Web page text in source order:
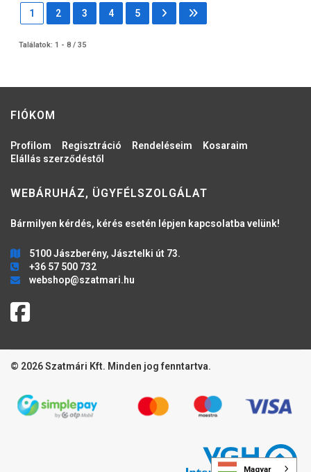
1 2 3 4 5
Találatok: 1 - 8 / 35
FIÓKOM
Profilom Regisztráció Rendeléseim
Kosaraim
Elállás szerződéstől
WEBÁRUHÁZ, ÜGYFÉLSZOLGÁLAT
Bármilyen kérdés, kérés esetén lépjen kapcsolatba velünk!
5100 Jászberény, Jásztelki út 73.
+36 57 500 732
webshop@szatmari.hu
© 2026 Szatmári Kft. Minden jog fenntartva.
Magyar